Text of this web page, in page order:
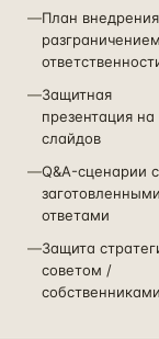
—План
—Защитная
презентация на
слайдов
—Q&A-сценарии с
ответами
—Защита
советом /